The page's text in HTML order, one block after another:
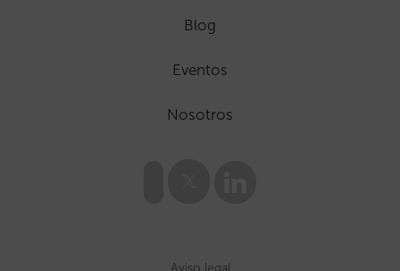
Blog
Eventos
Nosotros
Aviso legal